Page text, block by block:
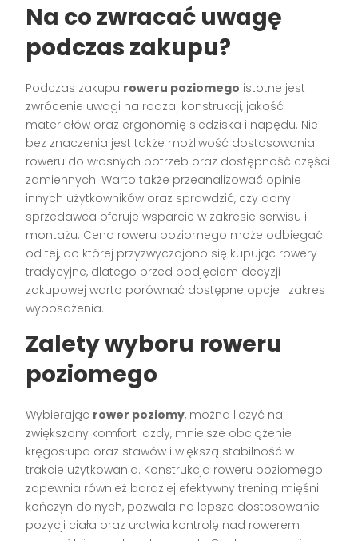
Na co zwracać uwagę
podczas zakupu?
Podczas zakupu roweru poziomego istotne jest
zwrócenie uwagi na rodzaj konstrukcji, jakość
materiałów oraz ergonomię siedziska i napędu. Nie
bez znaczenia jest także możliwość dostosowania
roweru do własnych potrzeb oraz dostępność części
zamiennych. Warto także przeanalizować opinie
innych użytkowników oraz sprawdzić, czy dany
sprzedawca oferuje wsparcie w zakresie serwisu i
montażu. Cena roweru poziomego może odbiegać
od tej, do której przyzwyczajono się kupując rowery
tradycyjne, dlatego przed podjęciem decyzji
zakupowej warto porównać dostępne opcje i zakres
wyposażenia.
Zalety wyboru roweru
poziomego
Wybierając rower poziomy, można liczyć na
zwiększony komfort jazdy, mniejsze obciążenie
kręgosłupa oraz stawów i większą stabilność w
trakcie użytkowania. Konstrukcja roweru poziomego
zapewnia również bardziej efektywny trening mięśni
kończyn dolnych, pozwala na lepsze dostosowanie
pozycji ciała oraz ułatwia kontrolę nad rowerem